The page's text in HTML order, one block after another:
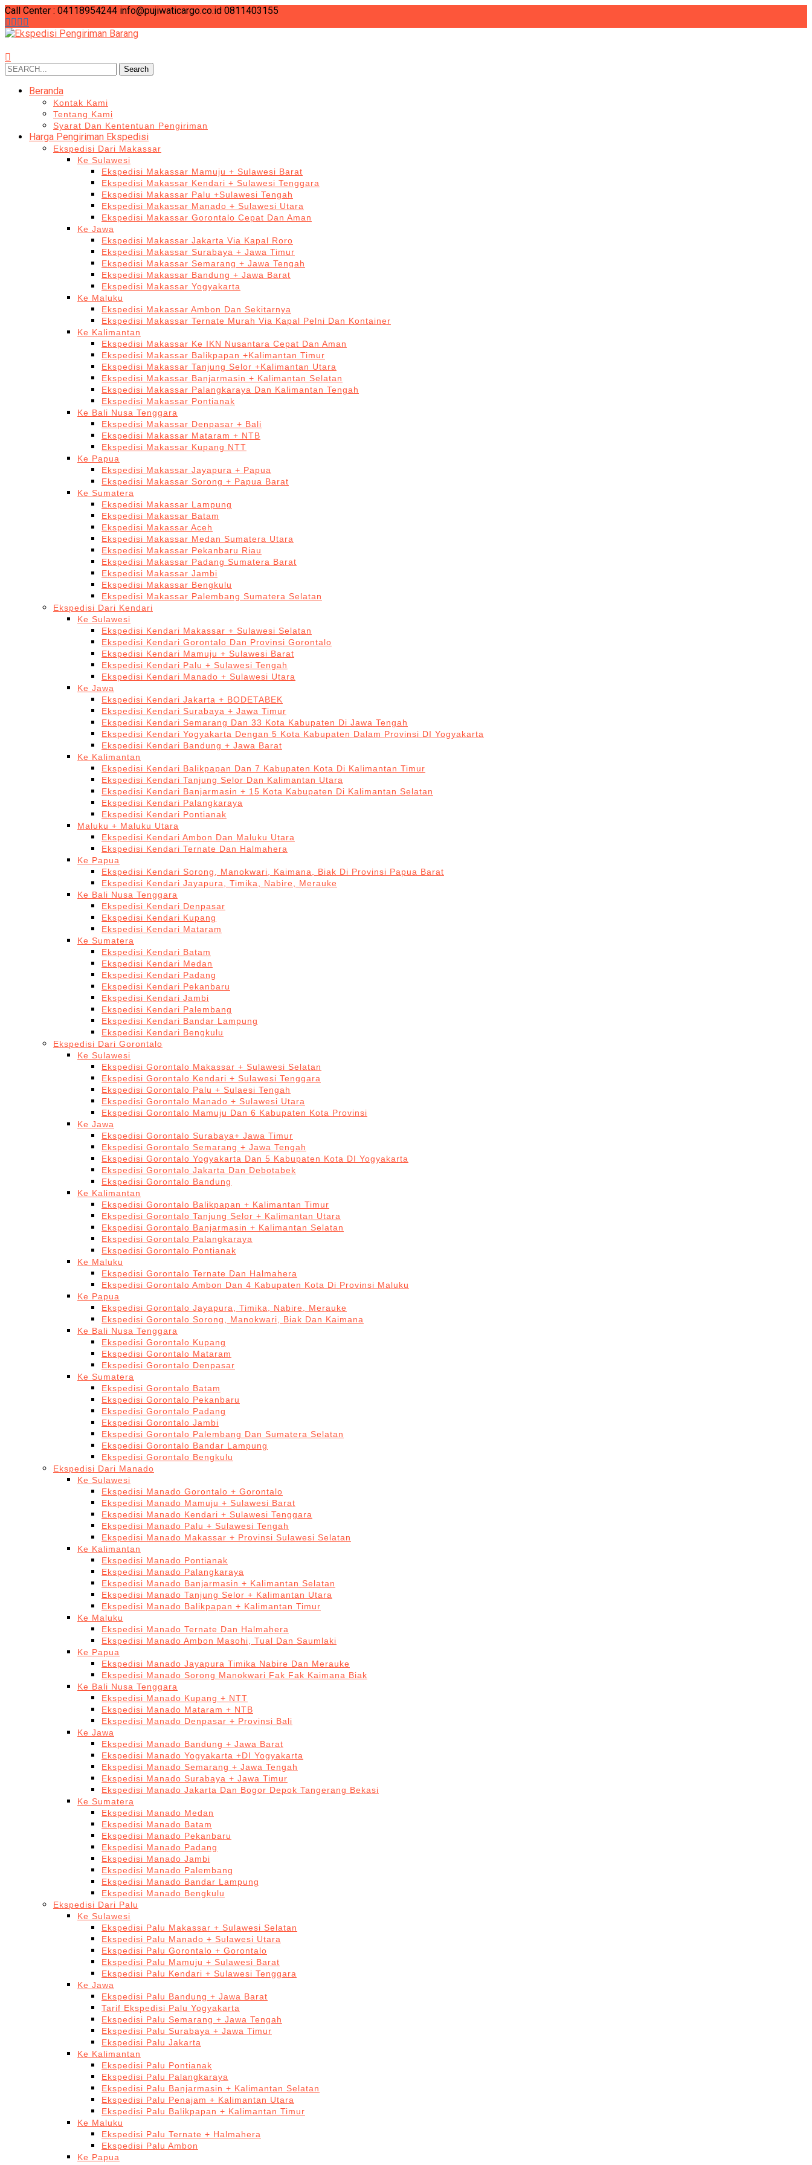
Call Center : 04118954244 info@pujiwaticargo.co.id 0811403155
Search
for:
Search
Beranda
Kontak Kami
Tentang Kami
Syarat Dan Kententuan Pengiriman
Harga Pengiriman Ekspedisi
Ekspedisi Dari Makassar
Ke Sulawesi
Ekspedisi Makassar Mamuju + Sulawesi Barat
Ekspedisi Makassar Kendari + Sulawesi Tenggara
Ekspedisi Makassar Palu +Sulawesi Tengah
Ekspedisi Makassar Manado + Sulawesi Utara
Ekspedisi Makassar Gorontalo Cepat Dan Aman
Ke Jawa
Ekspedisi Makassar Jakarta Via Kapal Roro
Ekspedisi Makassar Surabaya + Jawa Timur
Ekspedisi Makassar Semarang + Jawa Tengah
Ekspedisi Makassar Bandung + Jawa Barat
Ekspedisi Makassar Yogyakarta
Ke Maluku
Ekspedisi Makassar Ambon Dan Sekitarnya
Ekspedisi Makassar Ternate Murah Via Kapal Pelni Dan Kontainer
Ke Kalimantan
Ekspedisi Makassar Ke IKN Nusantara Cepat Dan Aman
Ekspedisi Makassar Balikpapan +Kalimantan Timur
Ekspedisi Makassar Tanjung Selor +Kalimantan Utara
Ekspedisi Makassar Banjarmasin + Kalimantan Selatan
Ekspedisi Makassar Palangkaraya Dan Kalimantan Tengah
Ekspedisi Makassar Pontianak
Ke Bali Nusa Tenggara
Ekspedisi Makassar Denpasar + Bali
Ekspedisi Makassar Mataram + NTB
Ekspedisi Makassar Kupang NTT
Ke Papua
Ekspedisi Makassar Jayapura + Papua
Ekspedisi Makassar Sorong + Papua Barat
Ke Sumatera
Ekspedisi Makassar Lampung
Ekspedisi Makassar Batam
Ekspedisi Makassar Aceh
Ekspedisi Makassar Medan Sumatera Utara
Ekspedisi Makassar Pekanbaru Riau
Ekspedisi Makassar Padang Sumatera Barat
Ekspedisi Makassar Jambi
Ekspedisi Makassar Bengkulu
Ekspedisi Makassar Palembang Sumatera Selatan
Ekspedisi Dari Kendari
Ke Sulawesi
Ekspedisi Kendari Makassar + Sulawesi Selatan
Ekspedisi Kendari Gorontalo Dan Provinsi Gorontalo
Ekspedisi Kendari Mamuju + Sulawesi Barat
Ekspedisi Kendari Palu + Sulawesi Tengah
Ekspedisi Kendari Manado + Sulawesi Utara
Ke Jawa
Ekspedisi Kendari Jakarta + BODETABEK
Ekspedisi Kendari Surabaya + Jawa Timur
Ekspedisi Kendari Semarang Dan 33 Kota Kabupaten Di Jawa Tengah
Ekspedisi Kendari Yogyakarta Dengan 5 Kota Kabupaten Dalam Provinsi DI Yogyakarta
Ekspedisi Kendari Bandung + Jawa Barat
Ke Kalimantan
Ekspedisi Kendari Balikpapan Dan 7 Kabupaten Kota Di Kalimantan Timur
Ekspedisi Kendari Tanjung Selor Dan Kalimantan Utara
Ekspedisi Kendari Banjarmasin + 15 Kota Kabupaten Di Kalimantan Selatan
Ekspedisi Kendari Palangkaraya
Ekspedisi Kendari Pontianak
Maluku + Maluku Utara
Ekspedisi Kendari Ambon Dan Maluku Utara
Ekspedisi Kendari Ternate Dan Halmahera
Ke Papua
Ekspedisi Kendari Sorong, Manokwari, Kaimana, Biak Di Provinsi Papua Barat
Ekspedisi Kendari Jayapura, Timika, Nabire, Merauke
Ke Bali Nusa Tenggara
Ekspedisi Kendari Denpasar
Ekspedisi Kendari Kupang
Ekspedisi Kendari Mataram
Ke Sumatera
Ekspedisi Kendari Batam
Ekspedisi Kendari Medan
Ekspedisi Kendari Padang
Ekspedisi Kendari Pekanbaru
Ekspedisi Kendari Jambi
Ekspedisi Kendari Palembang
Ekspedisi Kendari Bandar Lampung
Ekspedisi Kendari Bengkulu
Ekspedisi Dari Gorontalo
Ke Sulawesi
Ekspedisi Gorontalo Makassar + Sulawesi Selatan
Ekspedisi Gorontalo Kendari + Sulawesi Tenggara
Ekspedisi Gorontalo Palu + Sulaesi Tengah
Ekspedisi Gorontalo Manado + Sulawesi Utara
Ekspedisi Gorontalo Mamuju Dan 6 Kabupaten Kota Provinsi
Ke Jawa
Ekspedisi Gorontalo Surabaya+ Jawa Timur
Ekspedisi Gorontalo Semarang + Jawa Tengah
Ekspedisi Gorontalo Yogyakarta Dan 5 Kabupaten Kota DI Yogyakarta
Ekspedisi Gorontalo Jakarta Dan Debotabek
Ekspedisi Gorontalo Bandung
Ke Kalimantan
Ekspedisi Gorontalo Balikpapan + Kalimantan Timur
Ekspedisi Gorontalo Tanjung Selor + Kalimantan Utara
Ekspedisi Gorontalo Banjarmasin + Kalimantan Selatan
Ekspedisi Gorontalo Palangkaraya
Ekspedisi Gorontalo Pontianak
Ke Maluku
Ekspedisi Gorontalo Ternate Dan Halmahera
Ekspedisi Gorontalo Ambon Dan 4 Kabupaten Kota Di Provinsi Maluku
Ke Papua
Ekspedisi Gorontalo Jayapura, Timika, Nabire, Merauke
Ekspedisi Gorontalo Sorong, Manokwari, Biak Dan Kaimana
Ke Bali Nusa Tenggara
Ekspedisi Gorontalo Kupang
Ekspedisi Gorontalo Mataram
Ekspedisi Gorontalo Denpasar
Ke Sumatera
Ekspedisi Gorontalo Batam
Ekspedisi Gorontalo Pekanbaru
Ekspedisi Gorontalo Padang
Ekspedisi Gorontalo Jambi
Ekspedisi Gorontalo Palembang Dan Sumatera Selatan
Ekspedisi Gorontalo Bandar Lampung
Ekspedisi Gorontalo Bengkulu
Ekspedisi Dari Manado
Ke Sulawesi
Ekspedisi Manado Gorontalo + Gorontalo
Ekspedisi Manado Mamuju + Sulawesi Barat
Ekspedisi Manado Kendari + Sulawesi Tenggara
Ekspedisi Manado Palu + Sulawesi Tengah
Ekspedisi Manado Makassar + Provinsi Sulawesi Selatan
Ke Kalimantan
Ekspedisi Manado Pontianak
Ekspedisi Manado Palangkaraya
Ekspedisi Manado Banjarmasin + Kalimantan Selatan
Ekspedisi Manado Tanjung Selor + Kalimantan Utara
Ekspedisi Manado Balikpapan + Kalimantan Timur
Ke Maluku
Ekspedisi Manado Ternate Dan Halmahera
Ekspedisi Manado Ambon Masohi, Tual Dan Saumlaki
Ke Papua
Ekspedisi Manado Jayapura Timika Nabire Dan Merauke
Ekspedisi Manado Sorong Manokwari Fak Fak Kaimana Biak
Ke Bali Nusa Tenggara
Ekspedisi Manado Kupang + NTT
Ekspedisi Manado Mataram + NTB
Ekspedisi Manado Denpasar + Provinsi Bali
Ke Jawa
Ekspedisi Manado Bandung + Jawa Barat
Ekspedisi Manado Yogyakarta +DI Yogyakarta
Ekspedisi Manado Semarang + Jawa Tengah
Ekspedisi Manado Surabaya + Jawa Timur
Ekspedisi Manado Jakarta Dan Bogor Depok Tangerang Bekasi
Ke Sumatera
Ekspedisi Manado Medan
Ekspedisi Manado Batam
Ekspedisi Manado Pekanbaru
Ekspedisi Manado Padang
Ekspedisi Manado Jambi
Ekspedisi Manado Palembang
Ekspedisi Manado Bandar Lampung
Ekspedisi Manado Bengkulu
Ekspedisi Dari Palu
Ke Sulawesi
Ekspedisi Palu Makassar + Sulawesi Selatan
Ekspedisi Palu Manado + Sulawesi Utara
Ekspedisi Palu Gorontalo + Gorontalo
Ekspedisi Palu Mamuju + Sulawesi Barat
Ekspedisi Palu Kendari + Sulawesi Tenggara
Ke Jawa
Ekspedisi Palu Bandung + Jawa Barat
Tarif Ekspedisi Palu Yogyakarta
Ekspedisi Palu Semarang + Jawa Tengah
Ekspedisi Palu Surabaya + Jawa Timur
Ekspedisi Palu Jakarta
Ke Kalimantan
Ekspedisi Palu Pontianak
Ekspedisi Palu Palangkaraya
Ekspedisi Palu Banjarmasin + Kalimantan Selatan
Ekspedisi Palu Penajam + Kalimantan Utara
Ekspedisi Palu Balikpapan + Kalimantan Timur
Ke Maluku
Ekspedisi Palu Ternate + Halmahera
Ekspedisi Palu Ambon
Ke Papua